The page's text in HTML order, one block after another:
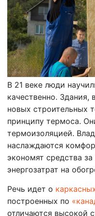
В 21 веке люди
качественно.
новых строительных
принципу термоса.
термоизоляцией.
наслаждаются
экономят средства
энергозатрат на
Речь идет о
построенных по
отличаются высокой